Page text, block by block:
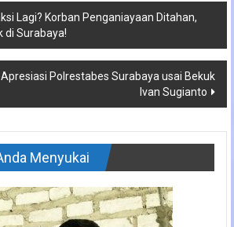
Lagi? Korban Penganiayaan Ditahan,
di Surabaya!
Apresiasi Polrestabes Surabaya usai Bekuk
Ivan Sugianto
Menyukai